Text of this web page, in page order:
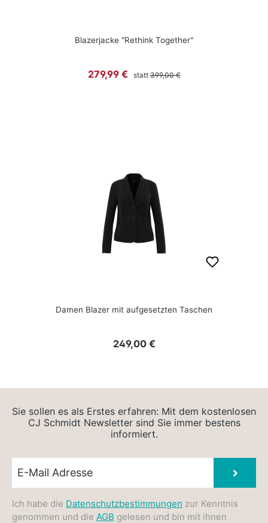
Blazerjacke "Rethink Together"
Verkaufspreis:
279,99 € stattRegulärer Preis:
399,00 €
Damen Blazer mit aufgesetzten Taschen
Regulärer Preis:
249,00 €
Sie sollen es als Erstes erfahren: Mit dem kostenlosen
CJ Schmidt Newsletter sind Sie immer bestens
informiert.
Ich habe die Datenschutzbestimmungen zur Kenntnis
genommen und die AGB gelesen und bin mit ihnen